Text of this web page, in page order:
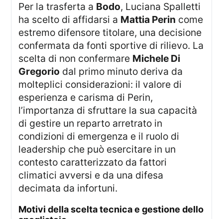
Per la trasferta a Bodo, Luciana Spalletti
ha scelto di affidarsi a Mattia Perin come
estremo difensore titolare, una decisione
confermata da fonti sportive di rilievo. La
scelta di non confermare Michele Di
Gregorio dal primo minuto deriva da
molteplici considerazioni: il valore di
esperienza e carisma di Perin,
l’importanza di sfruttare la sua capacità
di gestire un reparto arretrato in
condizioni di emergenza e il ruolo di
leadership che può esercitare in un
contesto caratterizzato da fattori
climatici avversi e da una difesa
decimata da infortuni.
motivi della scelta tecnica e gestione dello